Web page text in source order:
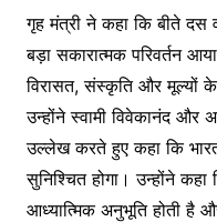
गृह मंत्री ने कहा कि बीते दस
बड़ा सकारात्मक परिवर्तन
विरासत, संस्कृति और मूल्यों
उन्होंने स्वामी विवेकानंद और
उल्लेख करते हुए कहा कि
सुनिश्चित होगा। उन्होंने कहा
आध्यात्मिक अनुभूति होती है